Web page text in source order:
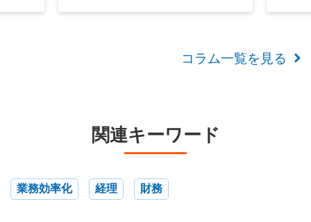
コラム一覧を見る
関連キーワード
業務効率化 経理 財務